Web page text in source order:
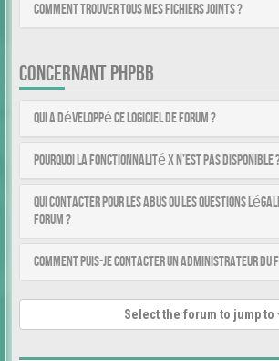
Comment trouver tous mes fichiers joints ?
CONCERNANT PHPBB
Qui a développé ce logiciel de forum ?
Pourquoi la fonctionnalité X n’est pas disponible
Qui contacter pour les abus ou les questions
forum ?
Comment puis-je contacter un administrateur du
Select the forum to jump to